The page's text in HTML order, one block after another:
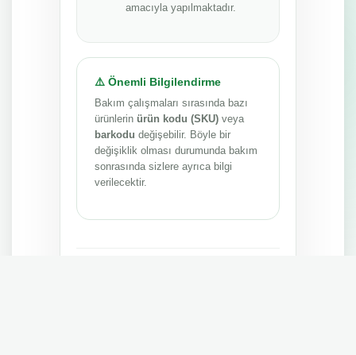
amacıyla yapılmaktadır.
⚠️ Önemli Bilgilendirme
Bakım çalışmaları sırasında bazı
ürünlerin ürün kodu (SKU) veya
barkodu değişebilir. Böyle bir
değişiklik olması durumunda bakım
sonrasında sizlere ayrıca bilgi
verilecektir.